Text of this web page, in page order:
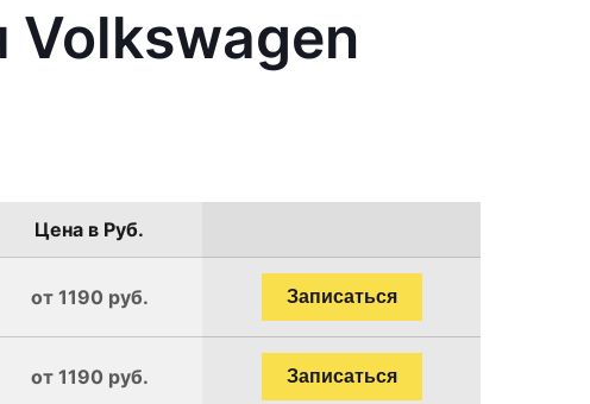
Volkswagen
Цена в Руб.
от 1190 руб. Записаться
от 1190 руб. Записаться